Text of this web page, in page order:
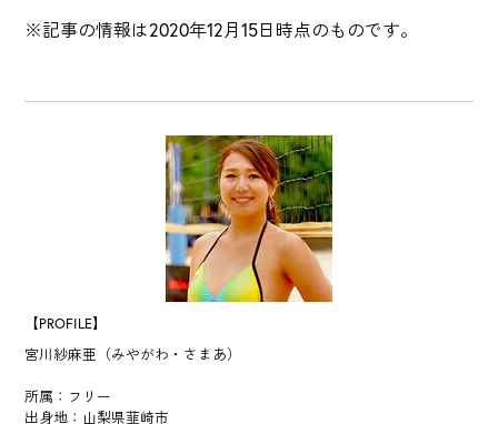
※記事の情報は2020年12月15日時点のものです。
【PROFILE】
宮川紗麻亜（みやがわ・さまあ）
所属：フリー
出身地：山梨県韮崎市